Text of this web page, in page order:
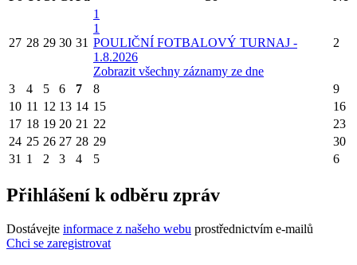
27 28 29 30 31
1
1
POULIČNÍ FOTBALOVÝ TURNAJ -
1.8.2026
Zobrazit všechny záznamy ze dne
2
3 4 5 6 7 8
9
10 11 12 13 14 15
16
17 18 19 20 21 22
23
24 25 26 27 28 29
30
31 1 2 3 4 5 6
Přihlášení k odběru zpráv
Dostávejte informace z našeho webu prostřednictvím e-mailů
Chci se zaregistrovat